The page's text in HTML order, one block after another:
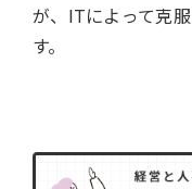
が、ITによって克
す。